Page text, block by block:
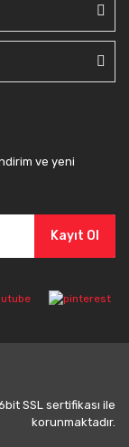
ve yeni
Kayıt Ol
SSL sertifikası ile
korunmaktadır.